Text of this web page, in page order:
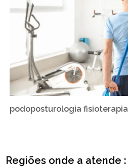
podoposturologia fisioterapia
Regiões onde a atende :